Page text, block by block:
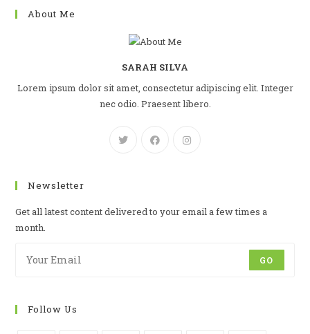
About Me
SARAH SILVA
Lorem ipsum dolor sit amet, consectetur adipiscing elit. Integer
nec odio. Praesent libero.
Newsletter
Get all latest content delivered to your email a few times a
month.
GO
Follow Us